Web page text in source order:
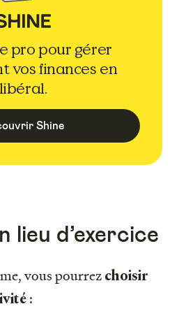
pro pour gérer
vos finances en
libéral.
Shine
lieu d’exercice
vous pourrez choisir
: